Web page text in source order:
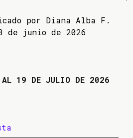
por Diana Alba F.
de junio de 2026
19 DE JULIO DE 2026